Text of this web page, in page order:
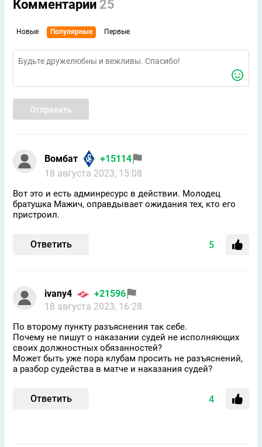
Комментарии 25
Новые Популярные Первые
Отправить
Вомбат
+15114
18 августа 2023, 15:08
Вот это и есть админресурс в действии. Молодец
братушка Мажич, оправдывает ожидания тех, кто его
пристроил.
Ответить 5
ivany4
+21596
18 августа 2023, 16:28
По второму пункту разъяснения так себе.
Почему не пишут о наказании судей не исполняющих
своих должностных обязанностей?
Может быть уже пора клубам просить не разъяснений,
а разбор судейства в матче и наказания судей?
Ответить 4